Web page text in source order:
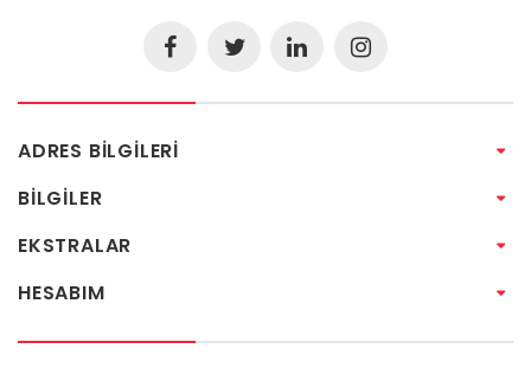
ADRES BILGILERI
BILGILER
EKSTRALAR
HESABIM